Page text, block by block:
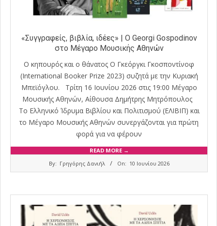
«Συγγραφείς, βιβλία, ιδέες» | Ο Georgi Gospodinov
στο Μέγαρο Μουσικής Αθηνών
Ο κηπουρός και ο θάνατος Ο Γκεόργκι Γκοσποντίνοφ
(International Booker Prize 2023) συζητά με την Κυριακή
Μπεϊόγλου. Τρίτη 16 Ιουνίου 2026 στις 19:00 Μέγαρο
Μουσικής Αθηνών, Αίθουσα Δημήτρης Μητρόπουλος
Το Ελληνικό Ίδρυμα Βιβλίου και Πολιτισμού (ΕΛΙΒΙΠ) και
το Μέγαρο Μουσικής Αθηνών συνεργάζονται για πρώτη
φορά για να φέρουν
READ MORE →
By: Γρηγόρης Δανιήλ On: 10 Ιουνίου 2026